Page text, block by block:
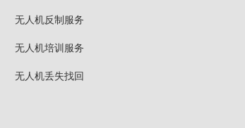
无人机反制服务
无人机培训服务
无人机丢失找回